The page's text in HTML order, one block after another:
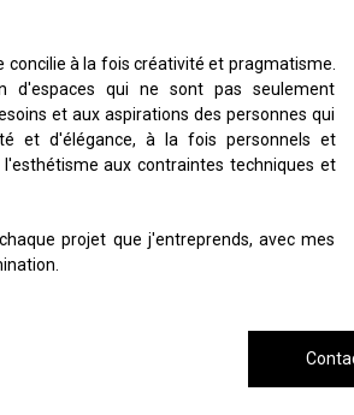
concilie à la fois créativité et pragmatisme.
d'espaces qui ne sont pas seulement
et aux aspirations des personnes qui
et d'élégance, à la fois personnels et
aux contraintes techniques et
projet que j'entreprends, avec mes